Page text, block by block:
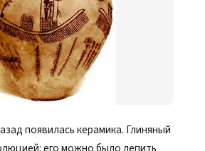
появилась керамика. Глиняный